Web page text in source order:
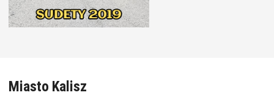
Miasto Kalisz